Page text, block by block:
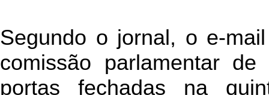
Segundo o jornal, o e-
comissão parlamentar
portas fechadas na